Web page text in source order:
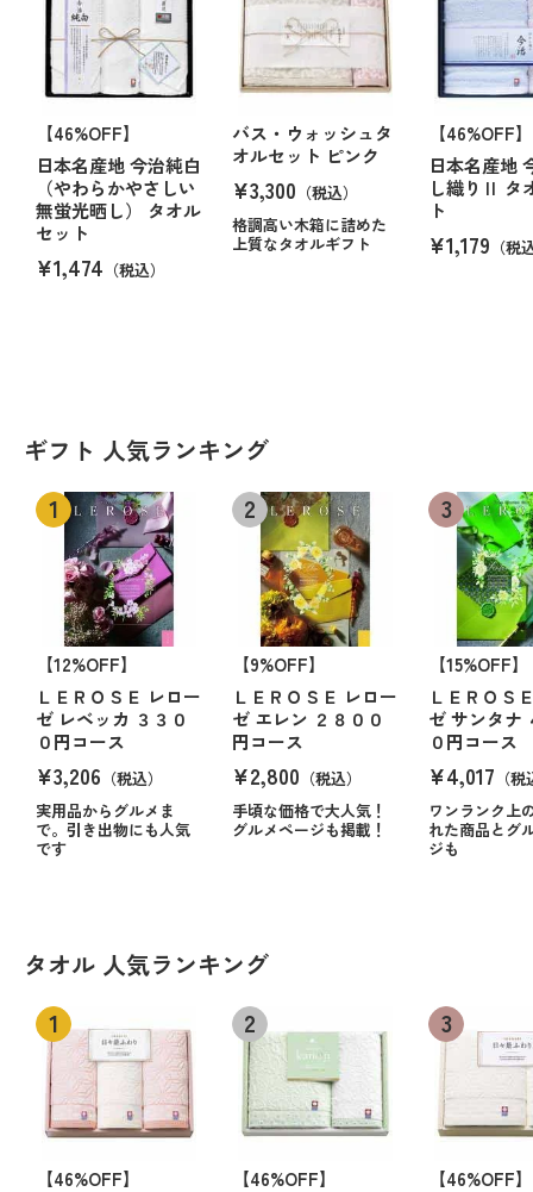
【46%OFF】
日本名産地 今治純白
（やわらかやさしい
無蛍光晒し） タオル
セット
¥1,474 （税込）
バス・ウォッシュタ
オルセット ピンク
¥3,300 （税込）
格調高い木箱に詰めた
上質なタオルギフト
【46%OFF】
日本名産地
し織りⅡ タ
ト
¥1,179 （税
ギフト 人気ランキング
【12%OFF】
ＬＥＲＯＳＥ レロー
ゼ レベッカ ３３０
０円コース
¥3,206 （税込）
実用品からグルメま
で。引き出物にも人気
です
【9%OFF】
ＬＥＲＯＳＥ レロー
ゼ エレン ２８００
円コース
¥2,800 （税込）
手頃な価格で大人気！
グルメページも掲載！
【15%OFF】
ＬＥＲＯＳ
ゼ サンタナ
０円コース
¥4,017 （
ワンランク上
れた商品とグ
ジも
タオル 人気ランキング
【46%OFF】
【46%OFF】
【46%OFF】